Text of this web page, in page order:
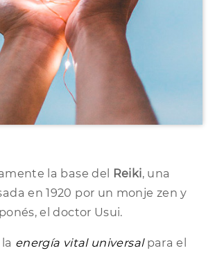
la base del Reiki, una
en 1920 por un monje zen y
el doctor Usui.
energía vital universalpara el